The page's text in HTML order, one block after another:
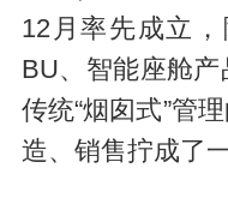
12月率先成立
BU、智能座舱
传统“烟囱式”管
造、销售拧成了